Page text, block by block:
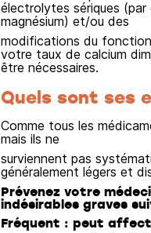
électrolytes sériques
magnésium) et/ou des
modifications du
votre taux de calcium
être nécessaires.
Quels sont ses
Comme tous les
mais ils ne
surviennent pas
généralement légers et
Prévenez votre
indésirables graves
Fréquent : peut